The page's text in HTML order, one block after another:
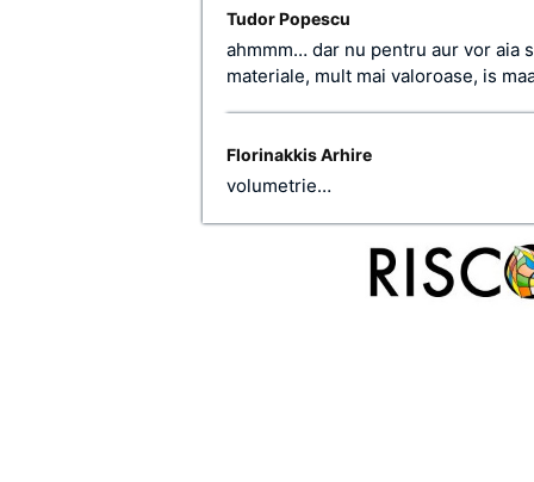
Tudor Popescu
ahmmm… dar nu pentru aur vor aia
materiale, mult mai valoroase, is
Florinakkis Arhire
volumetrie…